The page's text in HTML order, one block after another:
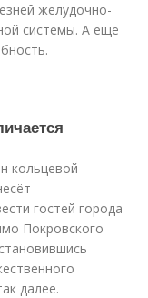
желудочно-
системы. А ещё
кольцевой
гостей города
Покровского
далее.